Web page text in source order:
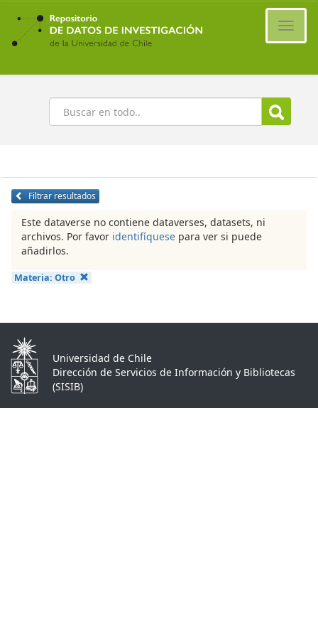
Ir
contenido
principal
Buscar
Filtrar resultados
Este dataverse no contiene dataverses, datasets, ni
archivos. Por favor identifíquese para ver si puede
añadirlos.
Materia: Otro
Universidad de Chile
Dirección de Servicios de Información y Bibliotecas
(SISIB)